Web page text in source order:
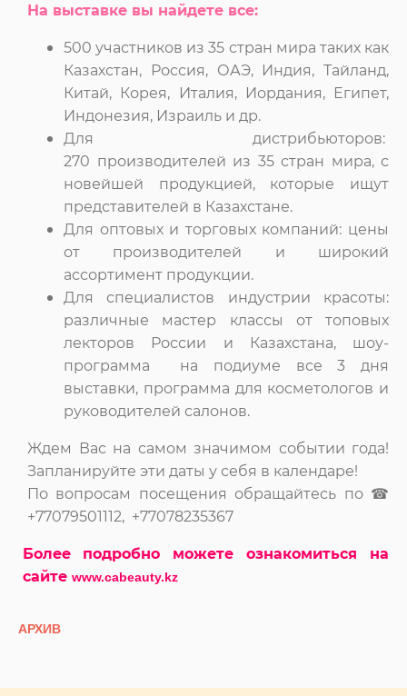
На выставке вы найдете все:
500 участников из 35 стран мира таких как
Казахстан, Россия, ОАЭ, Индия, Тайланд,
Китай, Корея, Италия, Иордания, Египет,
Индонезия, Израиль и др.
Для дистрибьюторов:
270 производителей из 35 стран мира, с
новейшей продукцией, которые ищут
представителей в Казахстане.
Для оптовых и торговых компаний: цены
от производителей и широкий
ассортимент продукции.
Для специалистов индустрии красоты:
различные мастер классы от топовых
лекторов России и Казахстана, шоу-
программа на подиуме все 3 дня
выставки, программа для косметологов и
руководителей салонов.
Ждем Вас на самом значимом событии года!
Запланируйте эти даты у себя в календаре!
По вопросам посещения обращайтесь по ☎
+77079501112, +77078235367
Более подробно можете ознакомиться на
сайте www.cabeauty.kz
АРХИВ